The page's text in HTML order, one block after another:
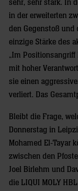
sehr, sehr stark. In
in der erweiterten
den Gegenstoß und
einzige Stärke des
„Im
mit hoher
sie einen
verliert. Das
Bleibt die Frage,
Donnerstag in
Mohamed El-Tayar
zwischen den
Joel Birlehm und
die LIQUI MOLY